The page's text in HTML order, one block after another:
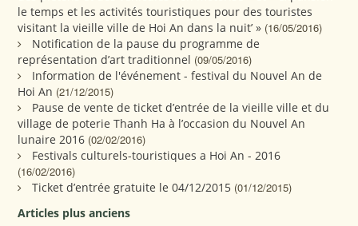
le temps et les activités touristiques pour des touristes
visitant la vieille ville de Hoi An dans la nuit’ » (16/05/2016)
Notification de la pause du programme de
représentation d’art traditionnel (09/05/2016)
Information de l'événement - festival du Nouvel An de
Hoi An (21/12/2015)
Pause de vente de ticket d’entrée de la vieille ville et du
village de poterie Thanh Ha à l’occasion du Nouvel An
lunaire 2016 (02/02/2016)
Festivals culturels-touristiques a Hoi An - 2016
(16/02/2016)
Ticket d’entrée gratuite le 04/12/2015 (01/12/2015)
Articles plus anciens